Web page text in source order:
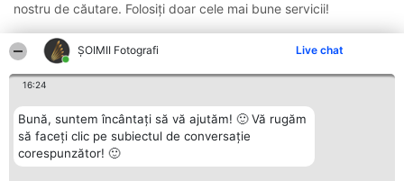
ȘOIMII Fotografi Live chat
16:24
Bună, suntem încântați să vă ajutăm! 🙂 Vă rugăm
să faceți clic pe subiectul de conversație
corespunzător! 🙂
nostru de căutare. Folosiți doar cele mai bune servicii!